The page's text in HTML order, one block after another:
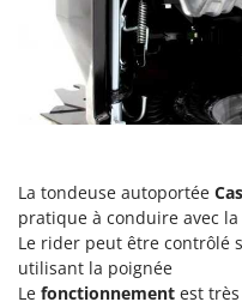
Socs pour tracteur
Souffleurs
Soufreuses -
Soufreuses -
T
Taille-haies
Taille-haies à bras
Tarières
KAAZ
Karcher
Kasco
KitchenAid
Komo
La tondeuse autoportée
pratique à conduire avec
Le rider peut être contrôlé
utilisant la poignée
Le fonctionnement est